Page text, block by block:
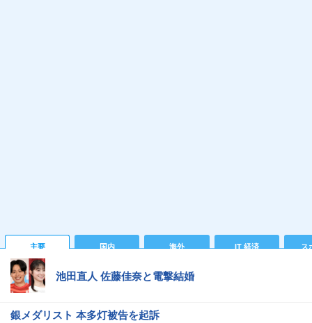
主要 国内 海外 IT 経済 ス
池田直人 佐藤佳奈と電撃結婚
銀メダリスト 本多灯被告を起訴